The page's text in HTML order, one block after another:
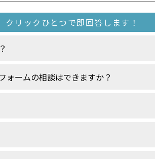
ォームの相談はできますか？